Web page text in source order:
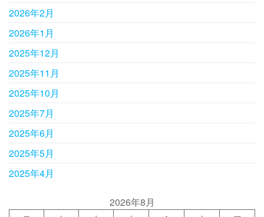
2026年2月
2026年1月
2025年12月
2025年11月
2025年10月
2025年7月
2025年6月
2025年5月
2025年4月
2026年8月